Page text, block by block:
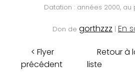
Datation : années 2000, au
Don de gorthzzz | En
< Flyer
précédent
Retour à
liste